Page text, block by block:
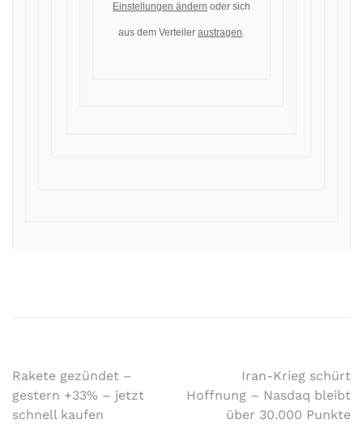
Einstellungen ändern oder sich
aus dem Verteiler austragen.
Rakete gezündet –
gestern +33% – jetzt
schnell kaufen
Iran-Krieg schürt
Hoffnung – Nasdaq bleibt
über 30.000 Punkte